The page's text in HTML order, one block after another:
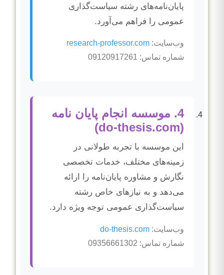
پایان‌نامه‌های رشته سیاست‌گذاری
عمومی را فراهم می‌آورد.
وب‌سایت: research-professor.com
شماره تماس: 09120917261
4. موسسه انجام پایان نامه
(do-thesis.com)
این موسسه با تجربه طولانی در
زمینه‌های مختلف، خدمات تخصصی
نگارش و مشاوره پایان‌نامه را ارائه
می‌دهد و به نیازهای خاص رشته
سیاست‌گذاری عمومی توجه ویژه دارد.
وب‌سایت: do-thesis.com
شماره تماس: 09356661302